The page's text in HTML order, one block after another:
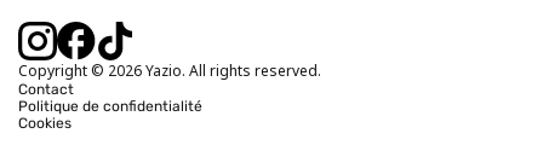
Calcul calories brûlées
Copyright © 2026 Yazio. All rights reserved.
Contact
Politique de confidentialité
Cookies